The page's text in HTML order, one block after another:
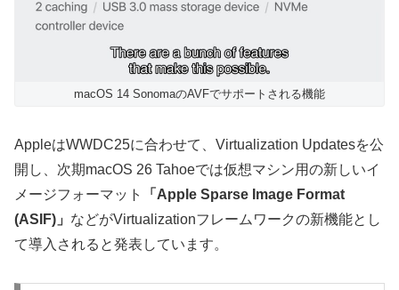
macOS 14 SonomaのAVFでサポートされる機能
AppleはWWDC25に合わせて、Virtualization Updatesを公
開し、次期macOS 26 Tahoeでは仮想マシン用の新しいイ
メージフォーマット
「Apple Sparse Image Format
(ASIF)」 などがVirtualizationフレームワークの新機能とし
て導入されると発表しています。